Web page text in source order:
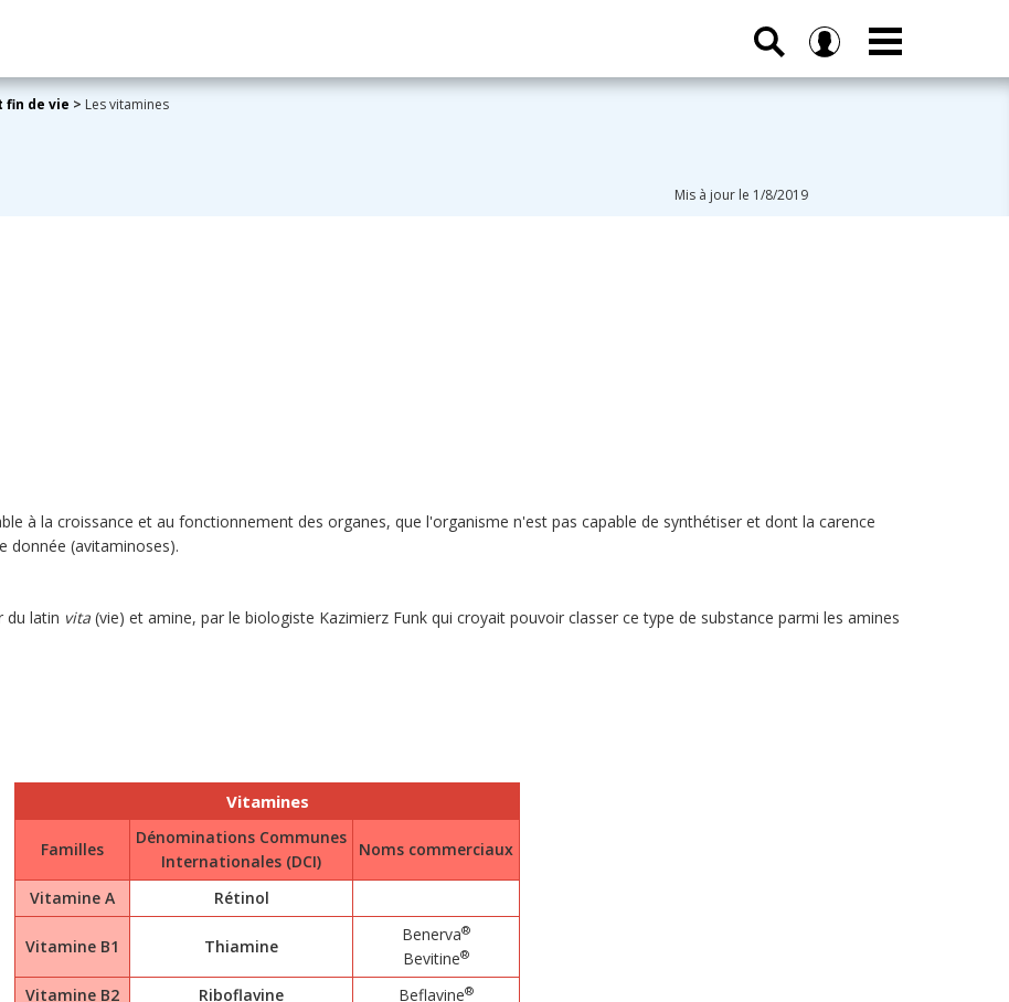
fin de vie > Les vitamines
Mis à jour le 1/8/2019
à la croissance et au fonctionnement des organes, que l'organisme n'est pas capable de synthétiser et dont la carence
donnée (avitaminoses).
du latin vita (vie) et amine, par le biologiste Kazimierz Funk qui croyait pouvoir classer ce type de substance parmi les amines
Vitamines
Familles
Dénominations Communes
Internationales (DCI)
Noms commerciaux
Vitamine A Rétinol
Vitamine B1 Thiamine
Benerva®
Bevitine®
Vitamine B2 Riboflavine Beflavine®